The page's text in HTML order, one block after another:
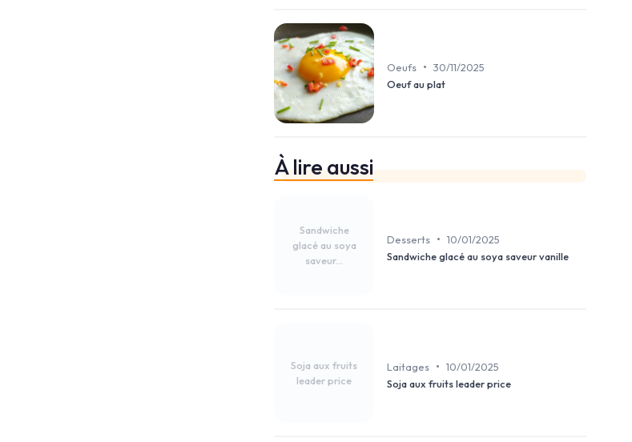
Oeufs • 30/11/2025
Oeuf au plat
À lire aussi
Sandwiche
glacé au soya
saveur...
Desserts • 10/01/2025
Sandwiche glacé au soya saveur vanille
Soja aux fruits
leader price
Laitages • 10/01/2025
Soja aux fruits leader price